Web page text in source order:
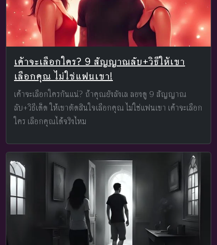
เค้าจะเลือกใคร? 9 สัญญาณลับ+วิธีให้เขา
เลือกคุณ ไม่ใช่แฟนเขา!
เค้าจะเลือกใครกันแน่? ถ้าคุณยังลังเล ลองดู 9 สัญญาณ
ลับ+วิธีเด็ด ให้เขาตัดสินใจเลือกคุณ ไม่ใช่แฟนเขา เค้าจะเลือก
ใคร เลือกคุณได้จริงไหม